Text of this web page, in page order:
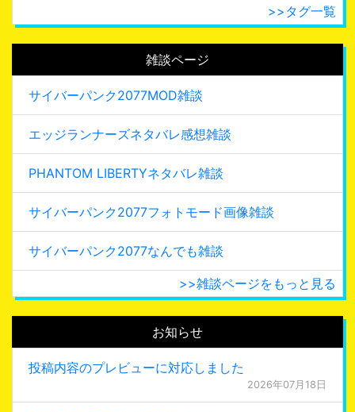
>>タグ一覧
雑談ページ
サイバーパンク2077MOD雑談
エッジランナーズネタバレ感想雑談
PHANTOM LIBERTYネタバレ雑談
サイバーパンク2077フォトモード画像雑談
サイバーパンク2077なんでも雑談
>>雑談ページをもっと見る
お知らせ
投稿内容のプレビューに対応しました
2026年07月18日